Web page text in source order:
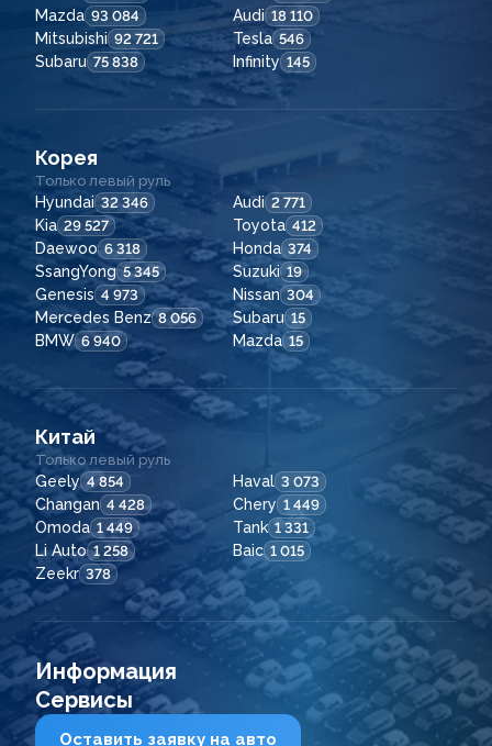
Mazda 93 084 Audi 18 110
Mitsubishi 92 721 Tesla 546
Subaru 75 838 Infinity 145
Корея
Только левый руль
Hyundai 32 346 Audi 2 771
Kia 29 527 Toyota 412
Daewoo 6 318 Honda 374
SsangYong 5 345 Suzuki 19
Genesis 4 973 Nissan 304
Mercedes Benz 8 056 Subaru 15
BMW 6 940 Mazda 15
Китай
Только левый руль
Geely 4 854 Haval 3 073
Changan 4 428 Chery 1 449
Omoda 1 449 Tank 1 331
Li Auto 1 258 Baic 1 015
Zeekr 378
Информация
Сервисы
Оставить заявку на авто